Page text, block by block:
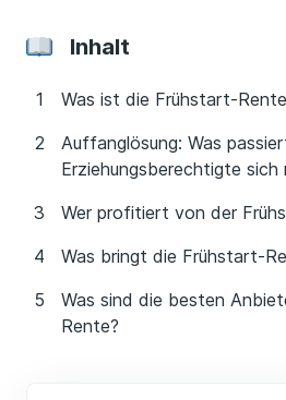
Inhalt
Was ist die Frühstart-
Auffanglösung: Was
Erziehungsberechtigte sich
Wer profitiert von der
Was bringt die Frühstart-
Was sind die besten
Rente?